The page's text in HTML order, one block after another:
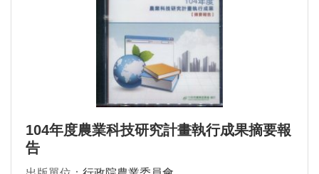
104年度農業科技研究計畫執行成果摘要報
告